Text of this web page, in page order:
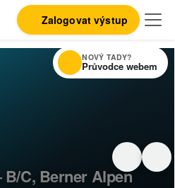
Zalogovat výstup
C, Berner Alpen
NOVÝ TADY?
Průvodce webem